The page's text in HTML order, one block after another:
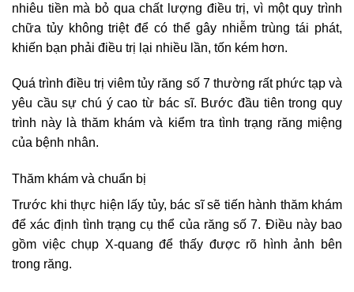
nhiêu tiền mà bỏ qua chất lượng điều trị, vì một quy trình
chữa tủy không triệt để có thể gây nhiễm trùng tái phát,
khiến bạn phải điều trị lại nhiều lần, tốn kém hơn.
Quá trình điều trị viêm tủy răng số 7 thường rất phức tạp và
yêu cầu sự chú ý cao từ bác sĩ. Bước đầu tiên trong quy
trình này là thăm khám và kiểm tra tình trạng răng miệng
của bệnh nhân.
Thăm khám và chuẩn bị
Trước khi thực hiện lấy tủy, bác sĩ sẽ tiến hành thăm khám
để xác định tình trạng cụ thể của răng số 7. Điều này bao
gồm việc chụp X-quang để thấy được rõ hình ảnh bên
trong răng.